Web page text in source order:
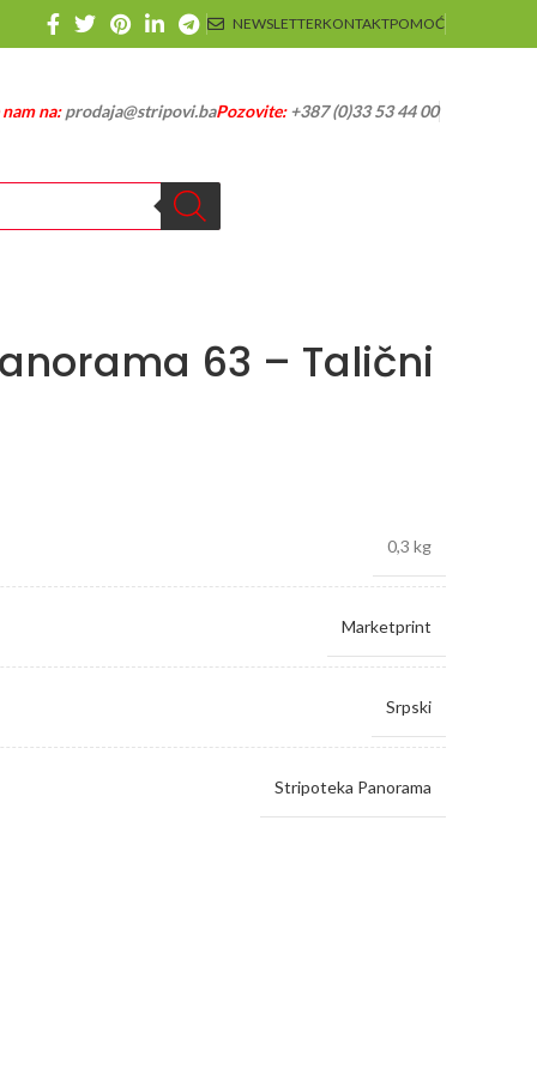
NEWSLETTERKONTAKTPOMOĆ
na:prodaja@stripovi.baPozovite:+387 (0)33 53 44 00
63 – Talični
0,3 kg
Marketprint
Srpski
Stripoteka Panorama